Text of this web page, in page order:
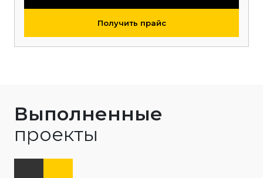
Получить прайс
Выполненные
проекты